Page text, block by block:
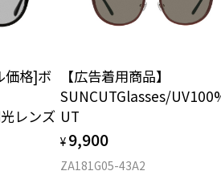
金の他に3,300円(税込)の加工賃を追加で頂
限り加工賃はかかりませんので、必ずス
合、又はお客様からの【商品発送メー
、レンズ代金の他に加工賃として3,300
で、予めご了承ください。
価格]ボ
レンズ
【広告着用商品】
SUNCUTGlasses/
UT
¥ 9,900
ZA181G05-43A2